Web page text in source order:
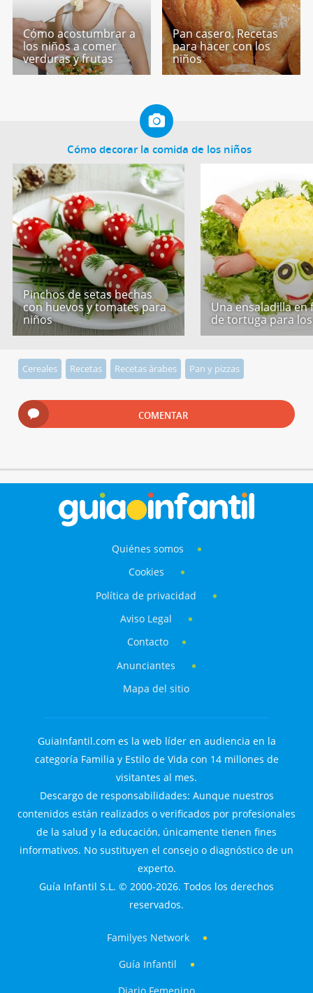
Cómo acostumbrar a
los niños a comer
verduras y frutas
Pan casero. Recetas
para hacer con los
niños
Cómo decorar la comida de los niños
Pinchos de setas hechas
con huevos y tomates para
niños
Una ensaladilla en
de tortuga para
Cereales Recetas Recetas árabes Pan y pizzas
COMENTAR
Quiénes somos
Cookies
Política de privacidad
Aviso Legal
Contacto
Anunciantes
Mapa del sitio
GuiaInfantil.com es la web líder en audiencia en la
categoría Familia y Estilo de Vida con 14 millones de
visitantes al mes.
Descargo de responsabilidades: Aunque nuestros
contenidos están realizados o verificados por profesionales
de la salud y la educación, únicamente tienen fines
informativos. No sustituyen el consejo o diagnóstico de un
experto.
Guía Infantil S.L. © 2000-2026. Todos los derechos
reservados.
Familyes Network
Guía Infantil